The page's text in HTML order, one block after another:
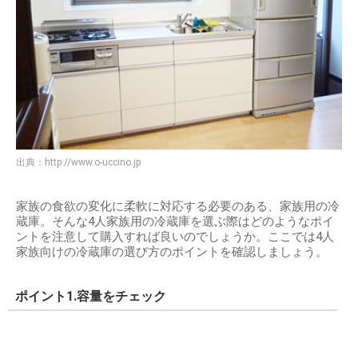
出典： http://www.o-uccino.jp
家族の食欲の変化に柔軟に対応する必要のある、家族用の冷
蔵庫。そんな4人家族用の冷蔵庫を選ぶ際はどのようなポイ
ントを注意して購入すれば良いのでしょうか。ここでは4人
家族向けの冷蔵庫の選び方のポイントを確認しましょう。
ポイント1.容量をチェック